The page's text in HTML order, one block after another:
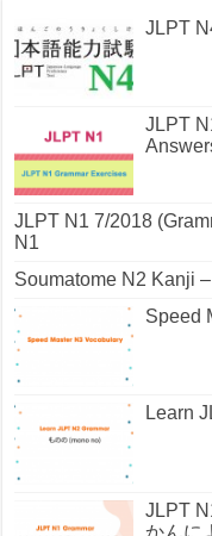
JLPT
JLPT
JLPT N1 7/2018
N1
Soumatome N2 Kanji
Speed
Learn
JLPT
かんに